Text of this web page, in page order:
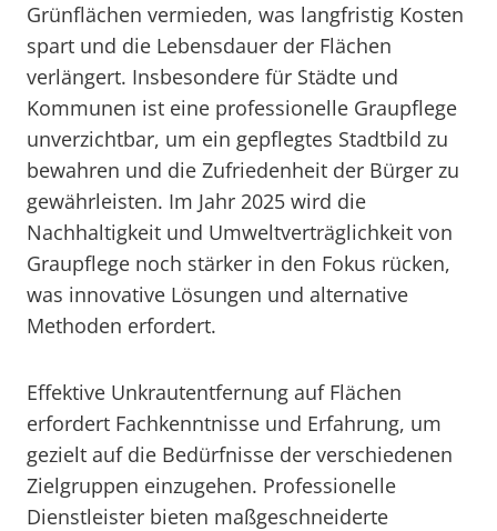
Grünflächen vermieden, was langfristig Kosten
spart und die Lebensdauer der Flächen
verlängert. Insbesondere für Städte und
Kommunen ist eine professionelle Graupflege
unverzichtbar, um ein gepflegtes Stadtbild zu
bewahren und die Zufriedenheit der Bürger zu
gewährleisten. Im Jahr 2025 wird die
Nachhaltigkeit und Umweltverträglichkeit von
Graupflege noch stärker in den Fokus rücken,
was innovative Lösungen und alternative
Methoden erfordert.
Effektive Unkrautentfernung auf Flächen
erfordert Fachkenntnisse und Erfahrung, um
gezielt auf die Bedürfnisse der verschiedenen
Zielgruppen einzugehen. Professionelle
Dienstleister bieten maßgeschneiderte